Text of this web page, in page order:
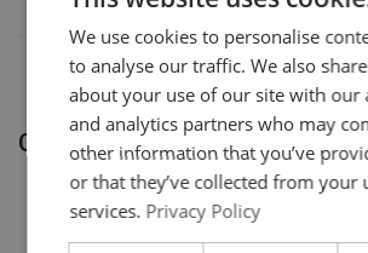
Gerelateerde producten
We use cookies to personalise
to analyse our traffic. We also
about your use of our site with our
and analytics partners who may
other information that you’ve
or that they’ve collected from your
services. Privacy Policy